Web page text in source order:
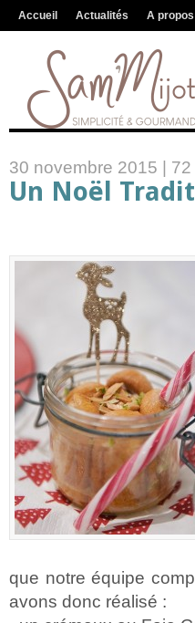
Accueil Actualités A propos
30 novembre 2015 |
Un Noël
que notre équipe
avons donc réalisé :